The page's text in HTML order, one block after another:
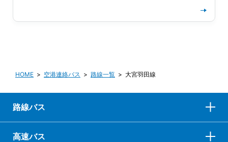
HOME 空港連絡バス 路線一覧 大宮羽田線
路線バス
高速バス